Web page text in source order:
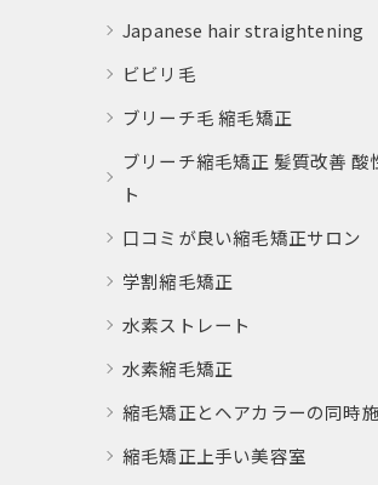
Japanese hair straightening
ビビリ毛
ブリーチ毛 縮毛矯正
ブリーチ縮毛矯正 髪質改善 酸
ト
口コミが良い縮毛矯正サロン
学割縮毛矯正
水素ストレート
水素縮毛矯正
縮毛矯正とヘアカラーの同時
縮毛矯正上手い美容室